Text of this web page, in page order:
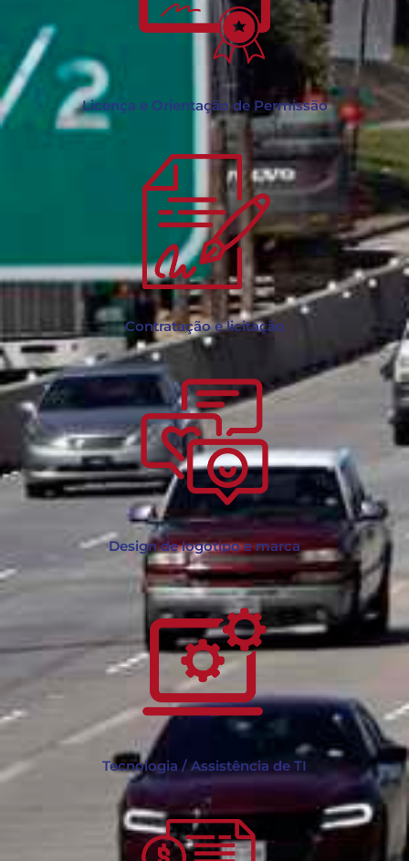
Licença e Orientação de Permissão
Contratação e licitação
Design de logotipo e marca
Tecnologia / Assistência de TI